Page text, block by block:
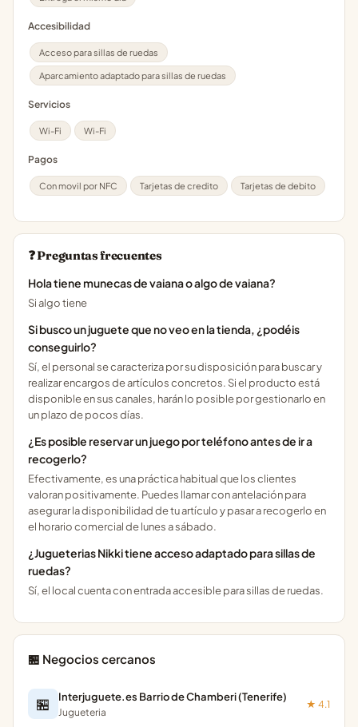
Accesibilidad
Acceso para sillas de ruedas
Aparcamiento adaptado para sillas de ruedas
Servicios
Wi-Fi Wi-Fi
Pagos
Con movil por NFC Tarjetas de credito Tarjetas de debito
❓ Preguntas frecuentes
Hola tiene munecas de vaiana o algo de vaiana?
Si algo tiene
Si busco un juguete que no veo en la tienda, ¿podéis
conseguirlo?
Sí, el personal se caracteriza por su disposición para buscar y
realizar encargos de artículos concretos. Si el producto está
disponible en sus canales, harán lo posible por gestionarlo en
un plazo de pocos días.
¿Es posible reservar un juego por teléfono antes de ir a
recogerlo?
Efectivamente, es una práctica habitual que los clientes
valoran positivamente. Puedes llamar con antelación para
asegurar la disponibilidad de tu artículo y pasar a recogerlo en
el horario comercial de lunes a sábado.
¿Jugueterias Nikki tiene acceso adaptado para sillas de
ruedas?
Sí, el local cuenta con entrada accesible para sillas de ruedas.
🏪 Negocios cercanos
🏪 Interjuguete.es Barrio de Chamberi (Tenerife)
Jugueteria
★ 4.1